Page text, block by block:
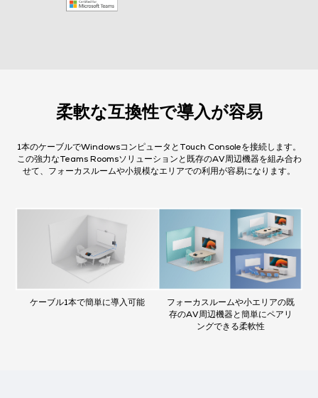
柔軟な互換性で導入が容易
1本のケーブルでWindowsコンピュータとTouch Consoleを接続します。
この強力なTeams Roomsソリューションと既存のAV周辺機器を組み合わ
せて、フォーカスルームや小規模なエリアでの利用が容易になります。​
ケーブル1本で簡単に導入可能
フォーカスルームや小エリアの既
存のAV周辺機器と簡単にペアリ
ングできる柔軟性